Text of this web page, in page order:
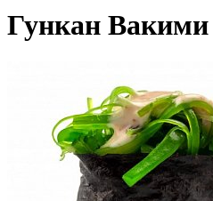
Гункан Вакими